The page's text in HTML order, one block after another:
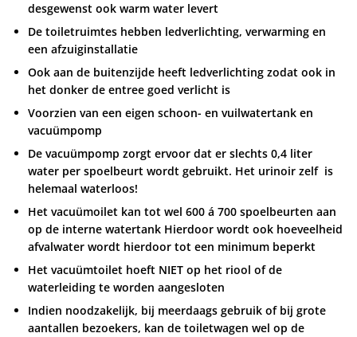
desgewenst ook warm water levert
De toiletruimtes hebben ledverlichting, verwarming en
een afzuiginstallatie
Ook aan de buitenzijde heeft ledverlichting zodat ook in
het donker de entree goed verlicht is
Voorzien van een eigen schoon- en vuilwatertank en
vacuümpomp
De vacuümpomp zorgt ervoor dat er slechts 0,4 liter
water per spoelbeurt wordt gebruikt. Het urinoir zelf is
helemaal waterloos!
Het vacuümoilet kan tot wel 600 á 700 spoelbeurten aan
op de interne watertank Hierdoor wordt ook hoeveelheid
afvalwater wordt hierdoor tot een minimum beperkt
Het vacuümtoilet hoeft NIET op het riool of de
waterleiding te worden aangesloten
Indien noodzakelijk, bij meerdaags gebruik of bij grote
aantallen bezoekers, kan de toiletwagen wel op de